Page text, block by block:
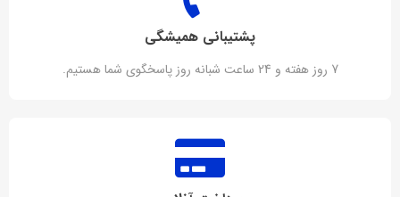
پشتیبانی همیشگی
7 روز هفته و 24 ساعت شبانه روز پاسخگوی شما هستیم.